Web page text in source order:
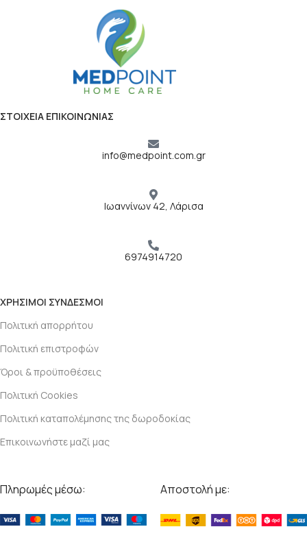
ΣΤΟΙΧΕΙΑ ΕΠΙΚΟΙΝΩΝΙΑΣ
info@medpoint.com.gr
Ιωαννίνων 42, Λάρισα
6974914720
ΧΡΗΣΙΜΟΙ ΣΥΝΔΕΣΜΟΙ
Πολιτική απορρήτου
Πολιτική επιστροφών
Όροι & προϋποθέσεις
Πολιτική Cookies
Πολιτική καταπολέμησης της δωροδοκίας
Επικοινωνήστε μαζί μας
Πληρωμές μέσω: Αποστολή με: